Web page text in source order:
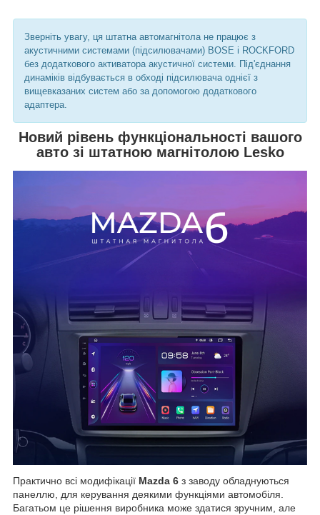
Зверніть увагу, ця штатна автомагнітола не працює з
акустичними системами (підсилювачами) BOSE і ROCKFORD
без додаткового активатора акустичної системи. Під'єднання
динаміків відбувається в обході підсилювача однієї з
вищевказаних систем або за допомогою додаткового
адаптера.
Новий рівень функціональності вашого
авто зі штатною магнітолою Lesko
Практично всі модифікації Mazda 6 з заводу обладнуються
панеллю, для керування деякими функціями автомобіля.
Багатьом це рішення виробника може здатися зручним, але